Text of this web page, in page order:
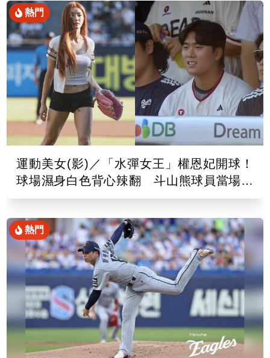
熱門
運動美女(影)／「水彈女王」權恩妃開球！
球場濕身白色背心辣翻 斗山熊球員當場看
傻
熱門